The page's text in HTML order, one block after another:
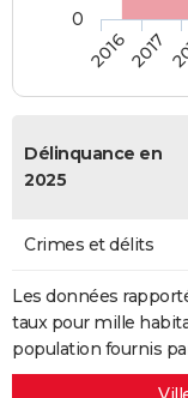
20162017
0
Délinquance en
2025
Crimes et délits
Les données
taux pour mille
population fournis